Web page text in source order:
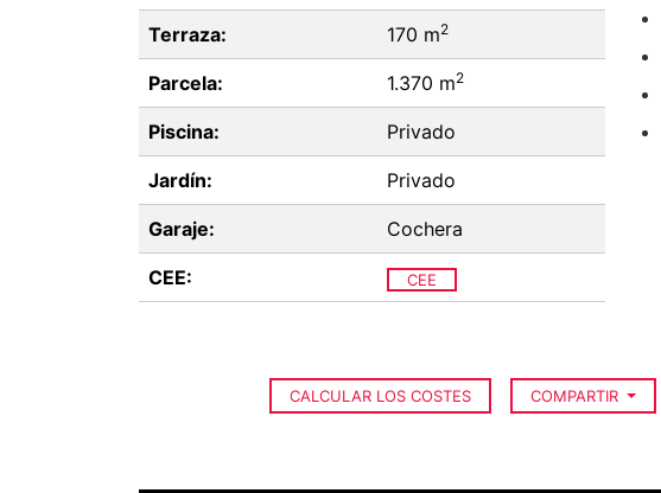
Terraza: 170 m2
Parcela: 1.370 m2
Piscina: Privado
Jardín: Privado
Garaje: Cochera
CEE: CEE
CALCULAR LOS COSTES COMPARTIR